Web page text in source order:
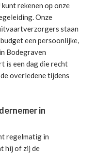
rekenen op onze
Onze
staan
een persoonlijke,
Bodegraven
is een dag die recht
overledene tijdens
in
regelmatig in
hij of zij de